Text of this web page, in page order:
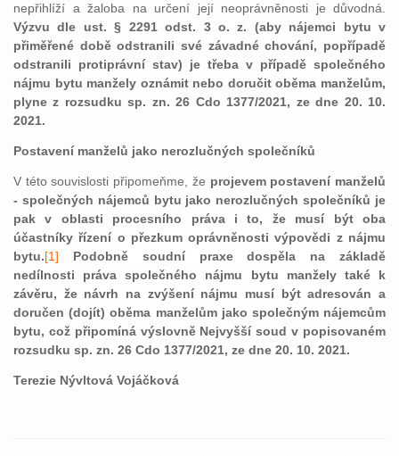
nepřihlíží a žaloba na určení její neoprávněnosti je důvodná.
Výzvu dle ust. § 2291 odst. 3 o. z. (aby nájemci bytu v
přiměřené době odstranili své závadné chování, popřípadě
odstranili protiprávní stav) je třeba v případě společného
nájmu bytu manžely oznámit nebo doručit oběma manželům,
plyne z rozsudku sp. zn. 26 Cdo 1377/2021, ze dne 20. 10.
2021.
Postavení manželů jako nerozlučných společníků
V této souvislosti připomeňme, že projevem postavení manželů
- společných nájemců bytu jako nerozlučných společníků je
pak v oblasti procesního práva i to, že musí být oba
účastníky řízení o přezkum oprávněnosti výpovědi z nájmu
bytu.[1]
Podobně soudní praxe dospěla na základě
nedílnosti práva společného nájmu bytu manžely také k
závěru, že návrh na zvýšení nájmu musí být adresován a
doručen (dojít) oběma manželům jako společným nájemcům
bytu, což připomíná výslovně Nejvyšší soud v popisovaném
rozsudku sp. zn. 26 Cdo 1377/2021, ze dne 20. 10. 2021.
Terezie Nývltová Vojáčková